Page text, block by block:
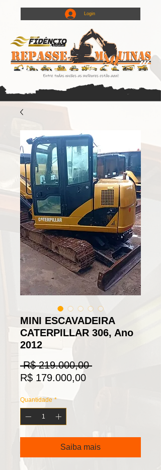
Login
MINI ESCAVADEIRA
CATERPILLAR 306, Ano
2012
R$ 219.000,00 Preço
R$ 179.000,00Preço
Quantidade *
Saiba mais